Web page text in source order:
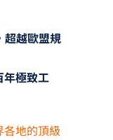
超越歐盟規
年極致工
地的頂級